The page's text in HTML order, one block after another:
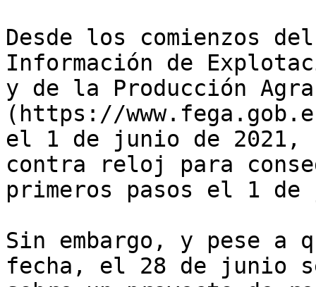
Desde los comienzos
Información de
y de la Producción
(https://
el 1 de junio de 2021,
contra reloj para
primeros pasos el 1
Sin embargo, y pese a
fecha, el 28 de junio